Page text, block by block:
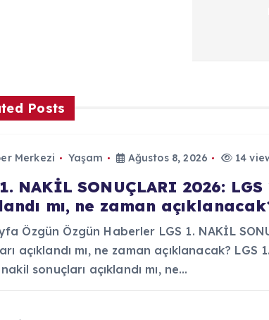
Posts
Merkezi Yaşam Ağustos 8, 2026 14
NAKİL SONUÇLARI 2026:
mı, ne zaman
Özgün Özgün Haberler LGS 1. NAKİL
açıklandı mı, ne zaman açıklanacak? LGS
sonuçları açıklandı mı, ne…